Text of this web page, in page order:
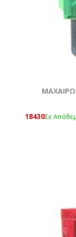
18430Σε